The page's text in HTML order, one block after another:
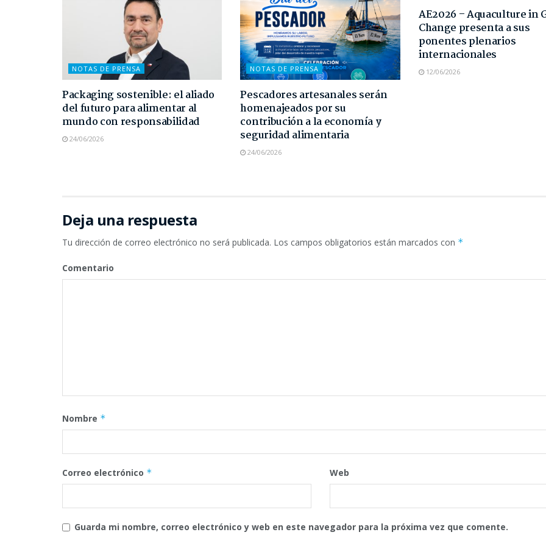
NOTAS DE PRENSA
Packaging sostenible: el aliado
del futuro para alimentar al
mundo con responsabilidad
24/06/2026
NOTAS DE PRENSA
Pescadores artesanales serán
homenajeados por su
contribución a la economía y
seguridad alimentaria
24/06/2026
AE2026 – Aquaculture in
Change presenta a sus
ponentes plenarios
internacionales
12/06/2026
Deja una respuesta
Tu dirección de correo electrónico no será publicada. Los campos obligatorios están marcados con *
Comentario
Nombre *
Correo electrónico * Web
Guarda mi nombre, correo electrónico y web en este navegador para la próxima vez que comente.